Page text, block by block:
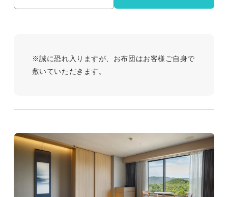
※誠に恐れ入りますが、お布団はお客様ご自身で
敷いていただきます。